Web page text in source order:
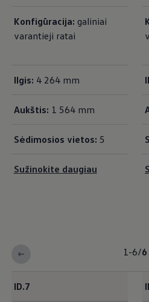
Konfigūracija: galiniai
varantieji ratai
Ilgis: 4 264 mm
Aukštis: 1 564 mm
Sėdimosios vietos: 5
Sužinokite daugiau
1-6/6
ID.7